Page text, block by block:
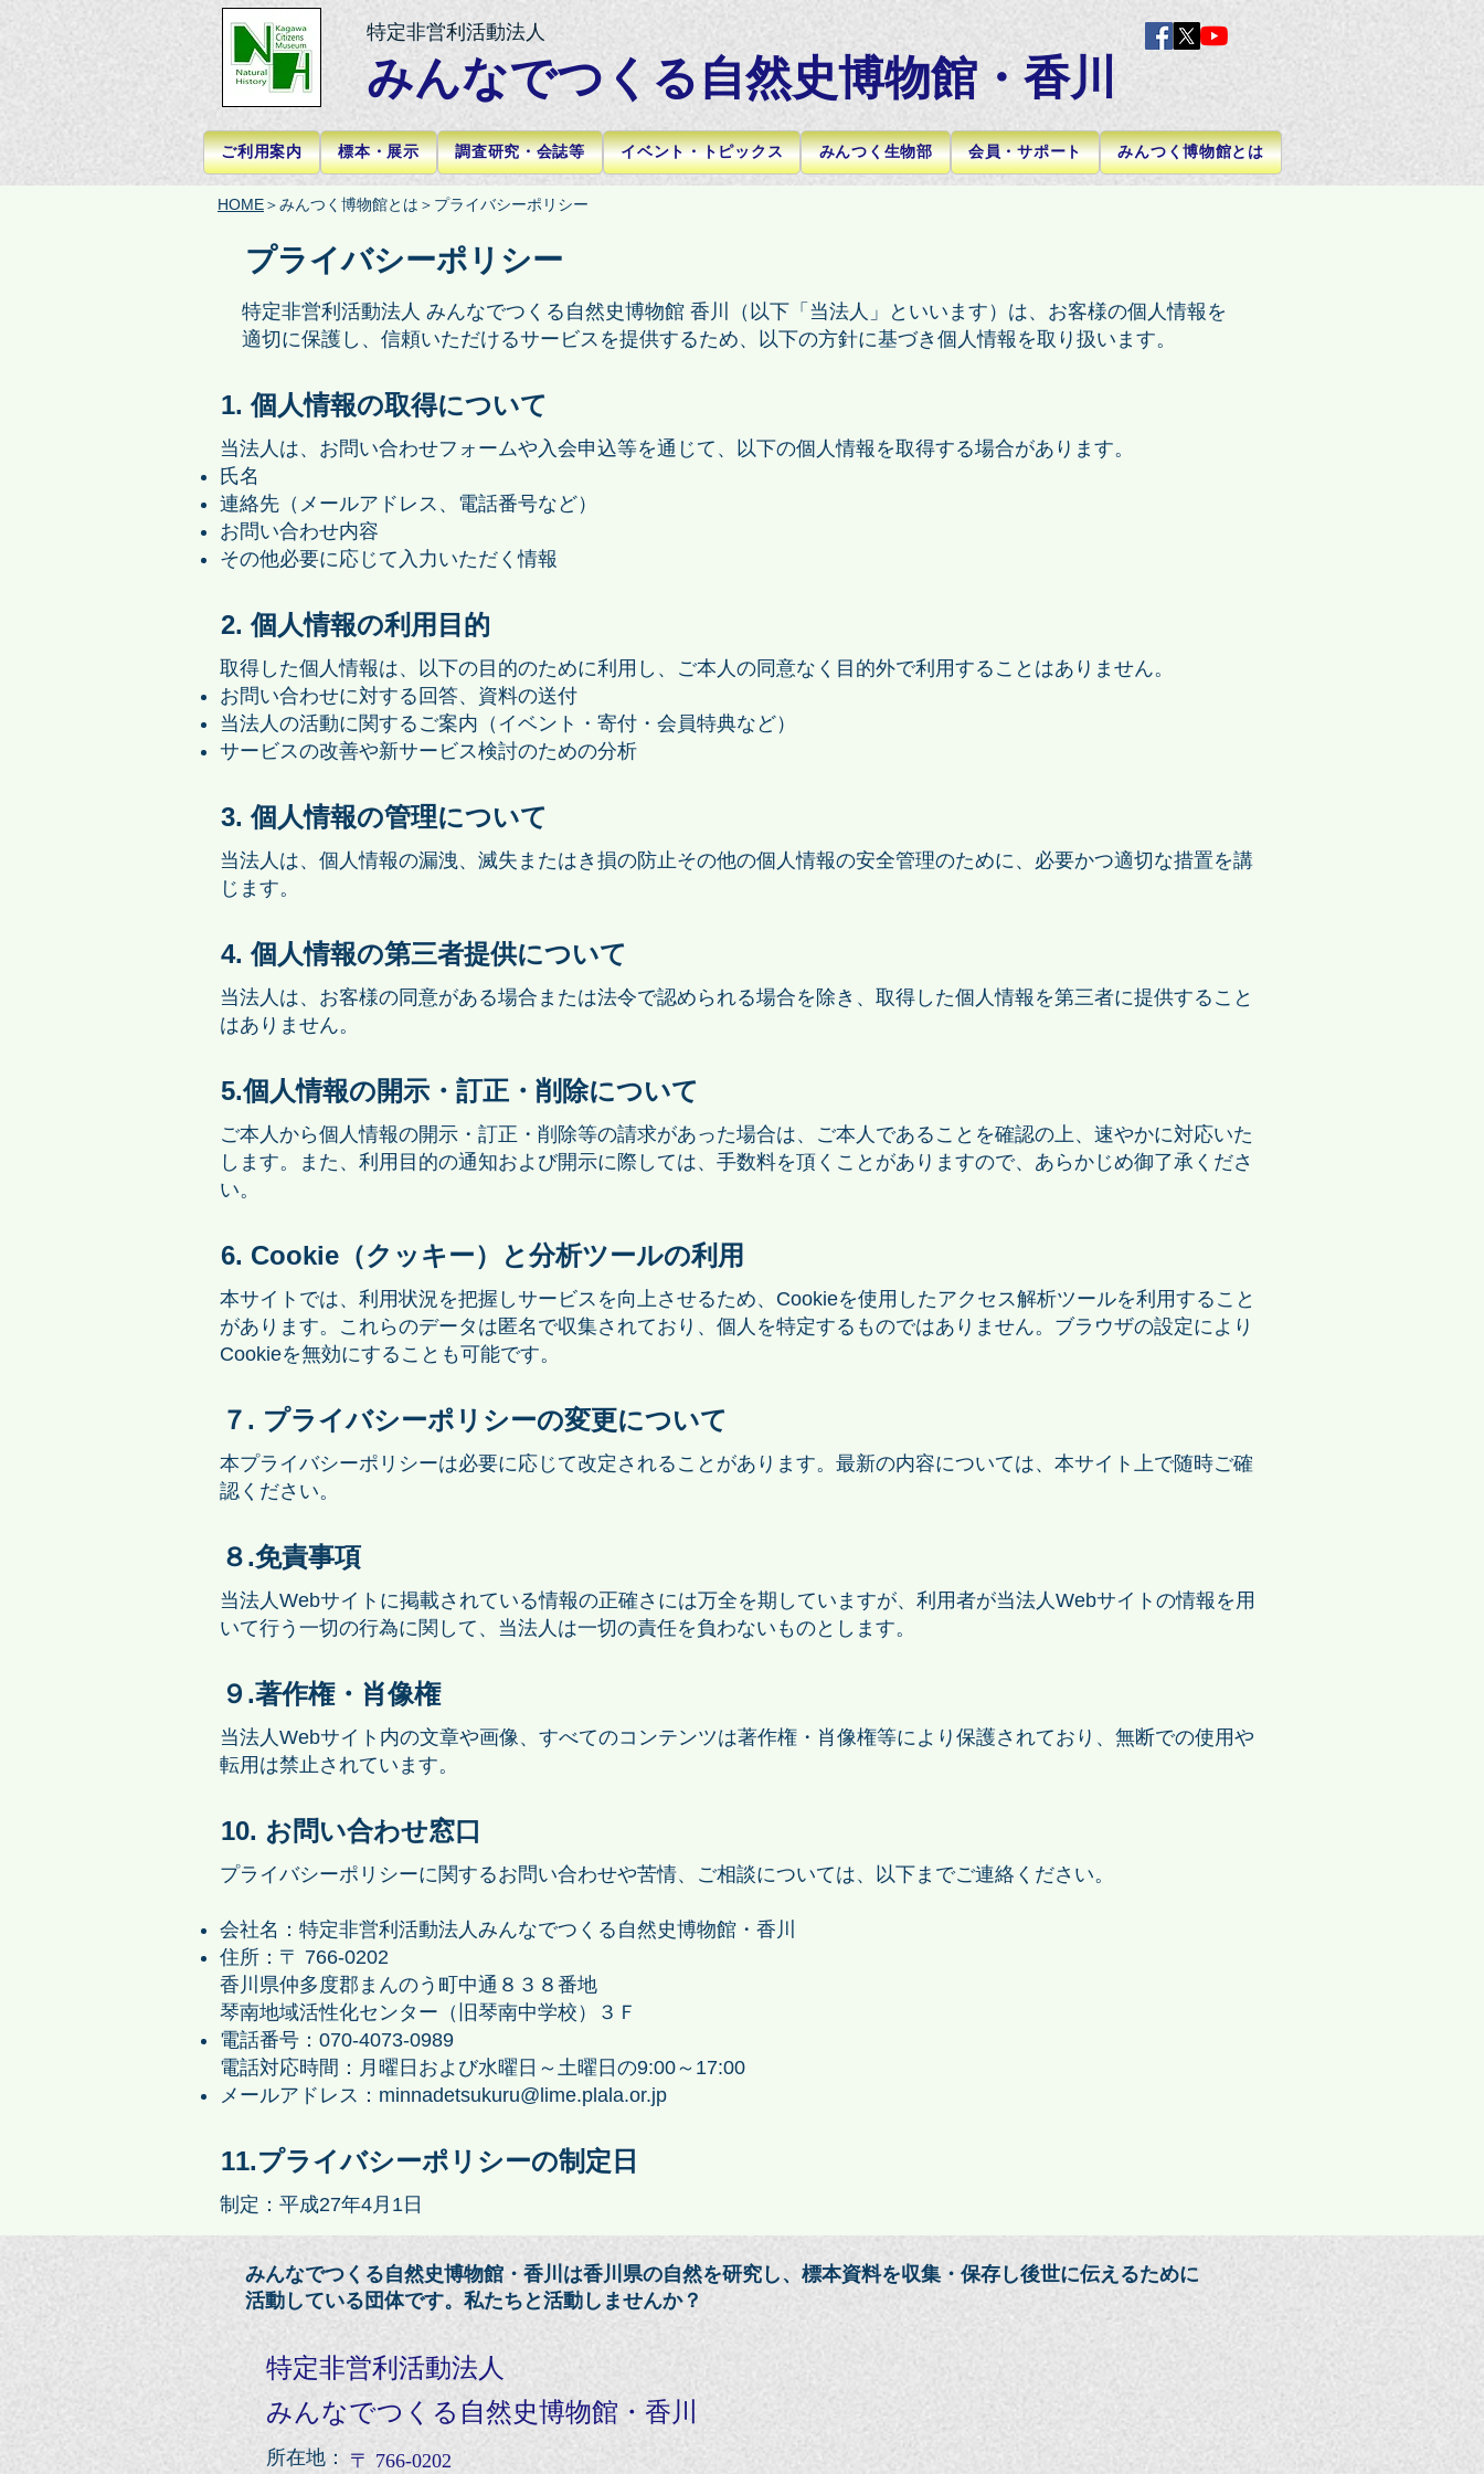
特定非営利活動法人
みんなでつくる自然史博物館・香川
ご利用案内 標本・展示 調査研究・会誌等 イベント・トピックス みんつく生物部 会員・サポート みんつく博物館とは
HOME＞みんつく博物館とは＞プライバシーポリシー
プライバシーポリシー
特定非営利活動法人 みんなでつくる自然史博物館 香川（以下「当法人」といいます）は、お客様の個人情報を
適切に保護し、信頼いただけるサービスを提供するため、以下の方針に基づき個人情報を取り扱います。
1. 個人情報の取得について
当法人は、お問い合わせフォームや入会申込等を通じて、以下の個人情報を取得する場合があります。
氏名
連絡先（メールアドレス、電話番号など）
お問い合わせ内容
その他必要に応じて入力いただく情報
2. 個人情報の利用目的
取得した個人情報は、以下の目的のために利用し、ご本人の同意なく目的外で利用することはありません。
お問い合わせに対する回答、資料の送付
当法人の活動に関するご案内（イベント・寄付・会員特典など）
サービスの改善や新サービス検討のための分析
3. 個人情報の管理について
当法人は、個人情報の漏洩、滅失またはき損の防止その他の個人情報の安全管理のために、必要かつ適切な措置を講
じます。
4. 個人情報の第三者提供について
当法人は、お客様の同意がある場合または法令で認められる場合を除き、取得した個人情報を第三者に提供すること
はありません。
5.個人情報の開示・訂正・削除について
ご本人から個人情報の開示・訂正・削除等の請求があった場合は、ご本人であることを確認の上、速やかに対応いた
します。また、利用目的の通知および開示に際しては、手数料を頂くことがありますので、あらかじめ御了承くださ
い。
6. Cookie（クッキー）と分析ツールの利用
本サイトでは、利用状況を把握しサービスを向上させるため、Cookieを使用したアクセス解析ツールを利用すること
があります。これらのデータは匿名で収集されており、個人を特定するものではありません。ブラウザの設定により
Cookieを無効にすることも可能です。
７. プライバシーポリシーの変更について
本プライバシーポリシーは必要に応じて改定されることがあります。最新の内容については、本サイト上で随時ご確
認ください。
８.免責事項
当法人Webサイトに掲載されている情報の正確さには万全を期していますが、利用者が当法人Webサイトの情報を用
いて行う一切の行為に関して、当法人は一切の責任を負わないものとします。
９.著作権・肖像権
当法人Webサイト内の文章や画像、すべてのコンテンツは著作権・肖像権等により保護されており、無断での使用や
転用は禁止されています。
10. お問い合わせ窓口
プライバシーポリシーに関するお問い合わせや苦情、ご相談については、以下までご連絡ください。
会社名：特定非営利活動法人みんなでつくる自然史博物館・香川
住所：〒 766-0202
香川県仲多度郡まんのう町中通８３８番地
琴南地域活性化センター（旧琴南中学校）３Ｆ
電話番号：070-4073-0989
電話対応時間：月曜日および水曜日～土曜日の9:00～17:00
メールアドレス： minnadetsukuru@lime.plala.or.jp
11.プライバシーポリシーの制定日
制定：平成27年4月1日
みんなでつくる自然史博物館・香川は香川県の自然を研究し、標本資料を収集・保存し後世に伝えるために
活動している団体です。 私たちと活動しませんか？
特定非営利活動法人
みんなでつくる自然史博物館・香川
​所在地： 〒 766-0202